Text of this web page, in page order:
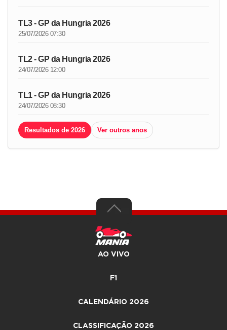
TL3 - GP da Hungria 2026
25/07/2026 07:30
TL2 - GP da Hungria 2026
24/07/2026 12:00
TL1 - GP da Hungria 2026
24/07/2026 08:30
Resultados de 2026 Ver outros anos
AO VIVO
F1
CALENDÁRIO 2026
CLASSIFICAÇÃO 2026